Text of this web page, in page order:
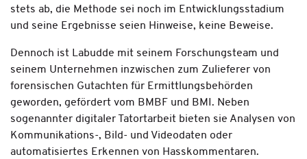
stets ab, die Methode sei noch im Entwicklungsstadium
und seine Ergebnisse seien Hinweise, keine Beweise.
Dennoch ist Labudde mit seinem Forschungsteam und
seinem Unternehmen inzwischen zum Zulieferer von
forensischen Gutachten für Ermittlungsbehörden
geworden, gefördert vom BMBF und BMI. Neben
sogenannter digitaler Tatortarbeit bieten sie Analysen von
Kommunikations-, Bild- und Videodaten oder
automatisiertes Erkennen von Hasskommentaren.